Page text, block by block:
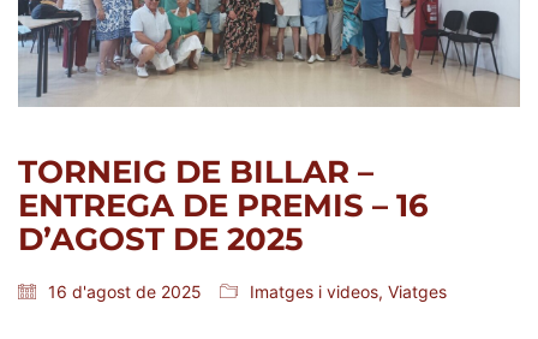
TORNEIG DE BILLAR –
ENTREGA DE PREMIS – 16
D’AGOST DE 2025
16 d'agost de 2025 Imatges i videos, Viatges